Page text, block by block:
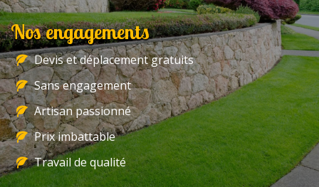
Nos engagements
Devis et déplacement gratuits
Sans engagement
Artisan passionné
Prix imbattable
Travail de qualité